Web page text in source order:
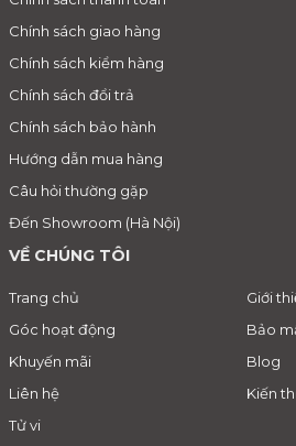
Chính sách giao hàng
Chính sách kiểm hàng
Chính sách đổi trả
Chính sách bảo hành
Hướng dẫn mua hàng
Câu hỏi thường gặp
Đến Showroom (Hà Nội)
VỀ CHÚNG TÔI
Trang chủ
Giới
Góc hoạt động
Bảo
Khuyến mãi
Blog
Liên hệ
Kiến
Tử vi